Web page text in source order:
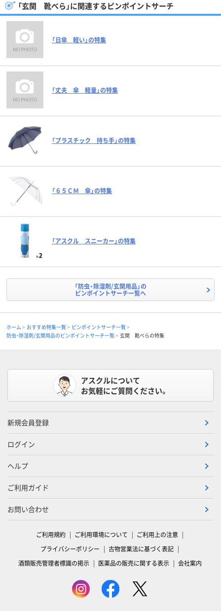
「玄関 靴べら」に関連するピンポイントサーチ
「日傘 軽い」の特集
「丈夫 傘 軽量」の特集
「プラスチック 持ち手」の特集
「６５ＣＭ 傘」の特集
「アスクル スニーカー」の特集
「防虫・除湿剤/玄関用品」の
ピンポイントサーチ一覧へ
ホーム おすすめ特集一覧
ピンポイントサーチ一覧
防虫・除湿剤/玄関用品のピンポイントサーチ一覧
玄関 靴べらの特集
アスクルについて
お気軽にご質問ください。
新規会員登録
ログイン
ヘルプ
ご利用ガイド
お問い合わせ
ご利用規約 ご利用環境について
ご利用上の注意
プライバシーポリシー
古物営業法に基づく表記
酒類販売管理者標識の掲示
医薬品の販売に関する表示 会社案内